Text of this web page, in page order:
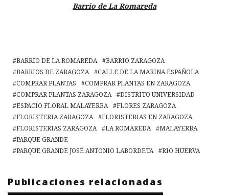
Barrio de La Romareda
BARRIO DE LA ROMAREDA
BARRIO ZARAGOZA
BARRIOS DE ZARAGOZA
CALLE DE LA MARINA ESPAÑOLA
COMPRAR PLANTAS
COMPRAR PLANTAS EN ZARAGOZA
COMPRAR PLANTAS ZARAGOZA
DISTRITO UNIVERSIDAD
ESPACIO FLORAL MALAYERBA
FLORES ZARAGOZA
FLORISTERIA ZARAGOZA
FLORISTERIAS EN ZARAGOZA
FLORISTERIAS ZARAGOZA
LA ROMAREDA
MALAYERBA
PARQUE GRANDE
PARQUE GRANDE JOSÉ ANTONIO LABORDETA
RIO HUERVA
Publicaciones relacionadas